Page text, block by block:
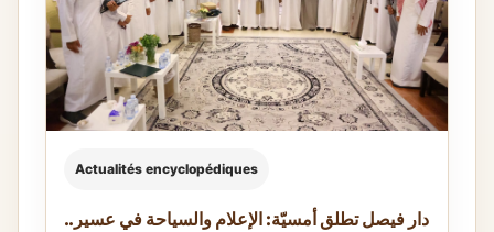
Actualités encyclopédiques
دار فيصل تطلق أمسيّة: الإعلام والسياحة في عسير..